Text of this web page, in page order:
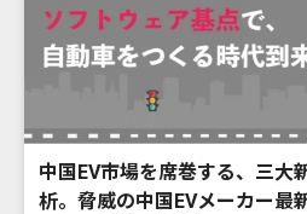
中国EV市場を席巻する、三大
析。脅威の中国EVメーカー最